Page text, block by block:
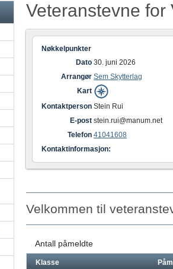
Veteranstevne for
Nøkkelpunkter
Dato 30. juni 2026
Arrangør Sem Skytterlag
Kart
Kontaktperson Stein Rui
E-post stein.rui@manum.net
Telefon 41041608
Kontaktinformasjon:
Velkommen til
Antall påmeldte
Klasse